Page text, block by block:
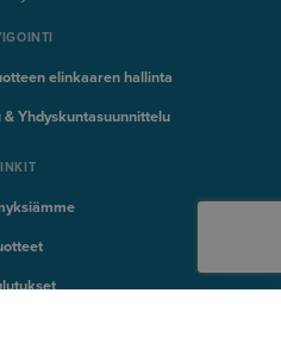
elinkaaren hallinta
Yhdyskuntasuunnittelu